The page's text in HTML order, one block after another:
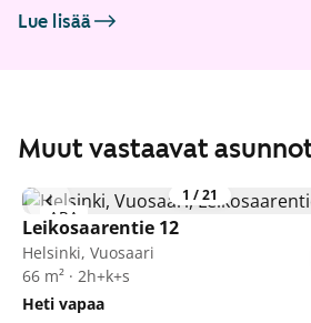
Lue lisää
Muut vastaavat
1 /21
ARA
Leikosaarentie 12
Helsinki, Vuosaari
66 m² · 2h+k+s
Heti vapaa